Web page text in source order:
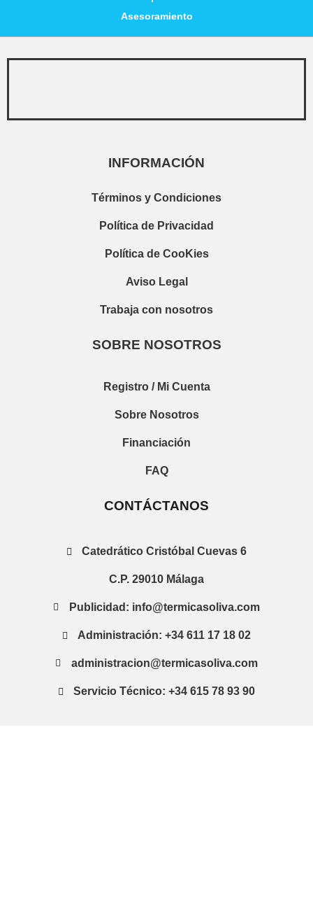
Asesoramiento
INFORMACIÓN
Términos y Condiciones
Política de Privacidad
Política de CooKies
Aviso Legal
Trabaja con nosotros
SOBRE NOSOTROS
Registro / Mi Cuenta
Sobre Nosotros
Financiación
FAQ
CONTÁCTANOS
Catedrático Cristóbal Cuevas 6
C.P. 29010 Málaga
Publicidad: info@termicasoliva.com
Administración: +34 611 17 18 02
administracion@termicasoliva.com
Servicio Técnico: +34 615 78 93 90